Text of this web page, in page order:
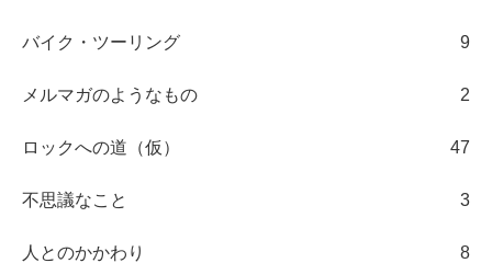
バイク・ツーリング 9
メルマガのようなもの 2
ロックへの道（仮） 47
不思議なこと 3
人とのかかわり 8